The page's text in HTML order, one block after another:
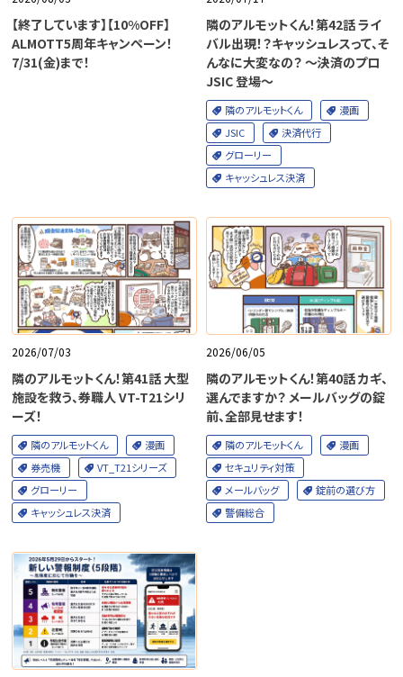
【終了しています】【10%OFF】
ALMOTT5周年キャンペーン！
7/31(金)まで！
隣のアルモットくん！第42話 ライ
バル出現！？キャッシュレスって、そ
んなに大変なの？ ～決済のプロ
JSIC 登場～
隣のアルモットくん
漫画
JSIC
決済代行
グローリー
キャッシュレス決済
2026/07/03
隣のアルモットくん！第41話 大型
施設を救う、券職人 VT-T21シリ
ーズ！
隣のアルモットくん
漫画
券売機
VT_T21シリーズ
グローリー
キャッシュレス決済
2026/06/05
隣のアルモットくん！第40話 カギ、
選んでますか？ メールバッグの錠
前、全部見せます！
隣のアルモットくん
漫画
セキュリティ対策
メールバッグ
錠前の選び方
警備総合